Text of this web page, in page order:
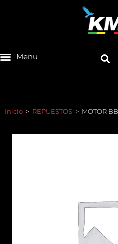
Inicio > REPUESTOS > MOTOR